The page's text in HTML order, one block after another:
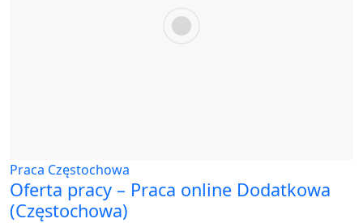
Praca Częstochowa
Oferta pracy – Praca online Dodatkowa
(Częstochowa)